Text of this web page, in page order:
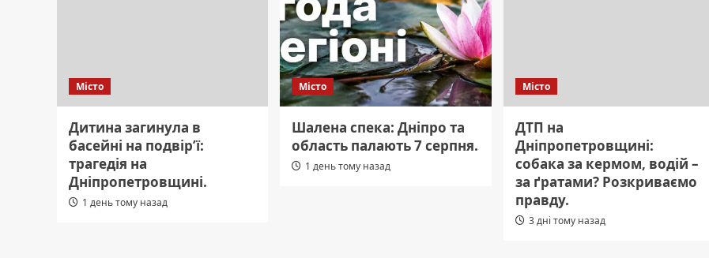
Місто
Дитина загинула в
басейні на подвір’ї:
трагедія на
Дніпропетровщині.
1 день тому назад
Місто
Шалена спека: Дніпро та
область палають 7 серпня.
1 день тому назад
Місто
ДТП на
Дніпропетровщині:
собака за кермом, водій –
за ґратами? Розкриваємо
правду.
3 дні тому назад